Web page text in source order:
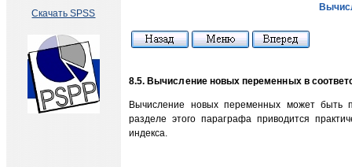
Скачать SPSS
8.5. Вычисление новых переменных в
Вычисление новых переменных может быть
разделе этого параграфа приводится
индекса.